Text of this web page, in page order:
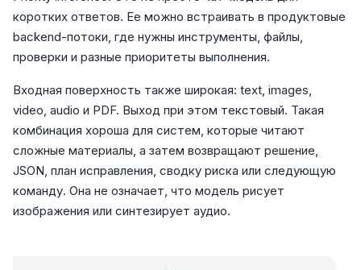
коротких ответов. Ее можно встраивать в продуктовые
backend-потоки, где нужны инструменты, файлы,
проверки и разные приоритеты выполнения.
Входная поверхность также широкая: text, images,
video, audio и PDF. Выход при этом текстовый. Такая
комбинация хороша для систем, которые читают
сложные материалы, а затем возвращают решение,
JSON, план исправления, сводку риска или следующую
команду. Она не означает, что модель рисует
изображения или синтезирует аудио.